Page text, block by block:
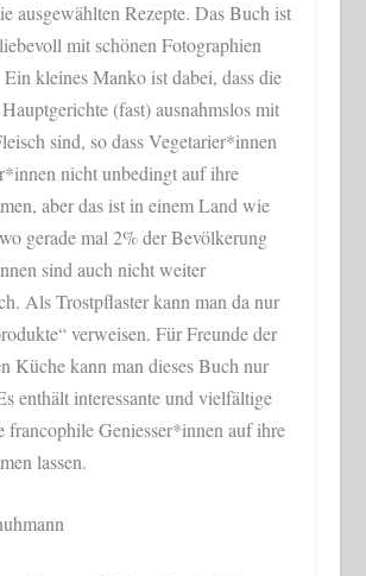
ausgewählten Rezepte. Das Buch ist
mit schönen Fotographien
kleines Manko ist dabei, dass die
(fast) ausnahmslos mit
sind, so dass Vegetarier*innen
nicht unbedingt auf ihre
aber das ist in einem Land wie
gerade mal 2% der Bevölkerung
sind auch nicht weiter
Als Trostpflaster kann man da nur
verweisen. Für Freunde der
Küche kann man dieses Buch nur
enthält interessante und vielfältige
francophile Geniesser*innen auf ihre
lassen.